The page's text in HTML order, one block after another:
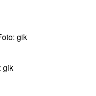
gik
gik